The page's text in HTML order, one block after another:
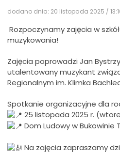
dodano dnia: 20 listopada 2025 /
Rozpoczynamy zajęcia w
muzykowania!
Zajęcia poprowadzi Jan
utalentowany muzykant
Regionalnym im. Klimka
Spotkanie organizacyjne dla
25 listopada 2025 r.
Dom Ludowy w Bukowinie
Na zajęcia zapraszamy